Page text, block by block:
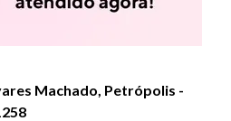
Machado, Petrópolis -